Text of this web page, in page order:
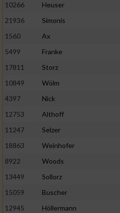
10266
Heuser
21936
Simonis
1560
Ax
5499
Franke
17811
Storz
10849
Wölm
4397
Nick
12753
Althoff
11247
Selzer
18863
Weinhofer
8922
Woods
13449
Sollorz
15059
Buscher
12945
Höllermann